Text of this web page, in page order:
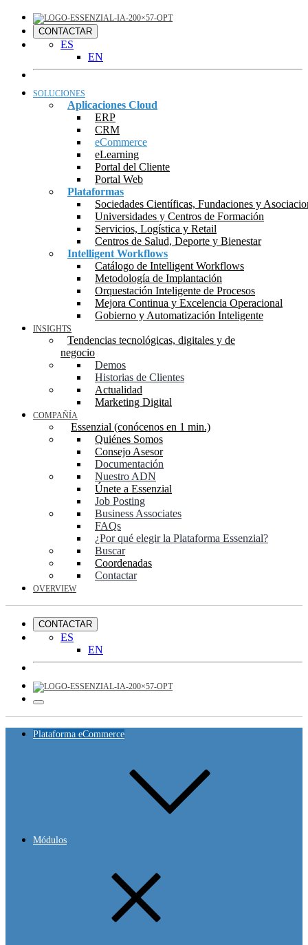
CONTACTAR
ES
EN
SOLUCIONES
Aplicaciones Cloud
ERP
CRM
eCommerce
eLearning
Portal del Cliente
Portal Web
Plataformas
Sociedades Científicas, Fundaciones y
Universidades y Centros de Formación
Servicios, Logística y Retail
Centros de Salud, Deporte y Bienestar
Intelligent Workflows
Catálogo de Intelligent Workflows
Metodología de Implantación
Orquestación Inteligente de Procesos
Mejora Continua y Excelencia Operacional
Gobierno y Automatización Inteligente
INSIGHTS
Tendencias tecnológicas, digitales y de
negocio
Demos
Historias de Clientes
Actualidad
Marketing Digital
COMPAÑÍA
Essenzial (conócenos en 1 min.)
Quiénes Somos
Consejo Asesor
Documentación
Nuestro ADN
Únete a Essenzial
Job Posting
Business Associates
FAQs
¿Por qué elegir la Plataforma Essenzial?
Buscar
Coordenadas
Contactar
OVERVIEW
CONTACTAR
ES
EN
Plataforma eCommerce
Módulos